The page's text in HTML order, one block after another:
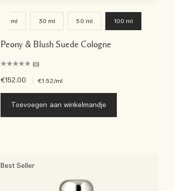
9 ml 30 ml 50 ml 100 ml
Peony & Blush Suede Cologne
(0)
€152.00 €1.52/ml
Toevoegen aan winkelmandje
Best Seller